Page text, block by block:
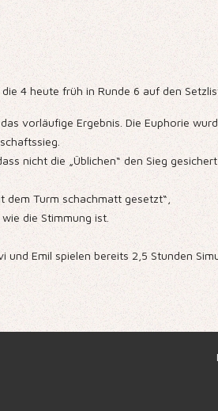
4 heute früh in Runde 6 auf den
vorläufige Ergebnis. Die Euphorie
nicht die „Üblichen“ den Sieg
dem Turm schachmatt gesetzt“,
die Stimmung ist.
und Emil spielen bereits 2,5 Stunden